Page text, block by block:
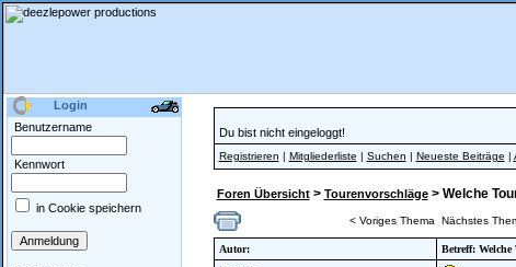
Login
Benutzername
Kennwort
in Cookie speichern
Du bist nicht eingeloggt!
Registrieren | Mitgliederliste | Suchen | Neueste Beiträge |
Foren Übersicht> Tourenvorschläge> Welche
< Voriges Thema Nächstes
Autor: Betreff: